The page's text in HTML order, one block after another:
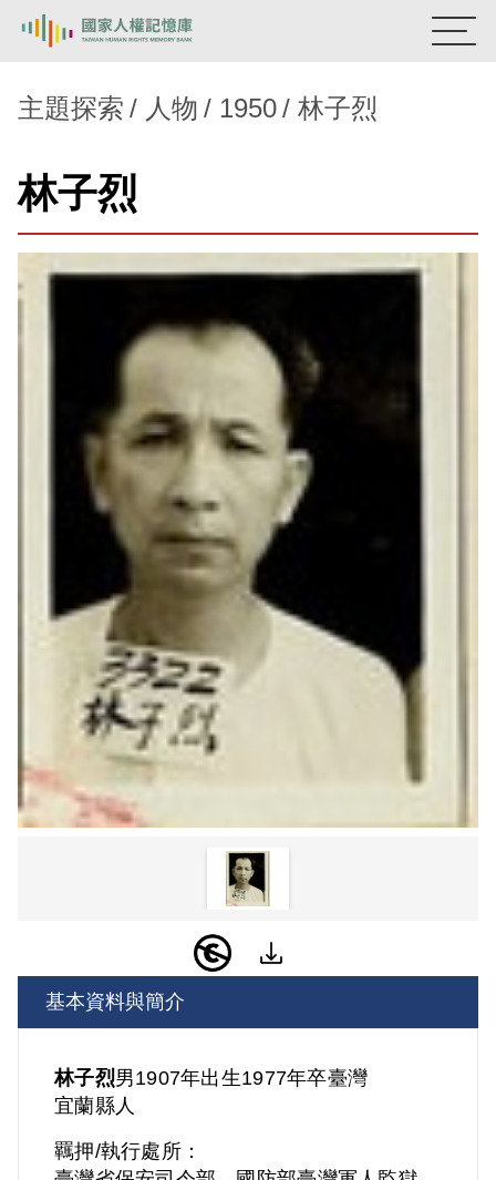
新生訓導處
主題探索
背景知識
關於我們
主題探索 人物 1950 林子烈
林子烈
基本資料與簡介
林子烈男1907年出生1977年卒臺灣
宜蘭縣人
羈押/執行處所：